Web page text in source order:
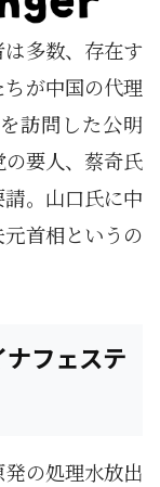
多数、存在す
が中国の代理
訪問した公明
要人、蔡奇氏
。山口氏に中
首相というの
フェステ
の処理水放出